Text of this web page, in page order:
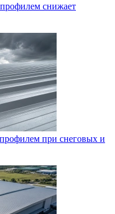
снижает
при снеговых и